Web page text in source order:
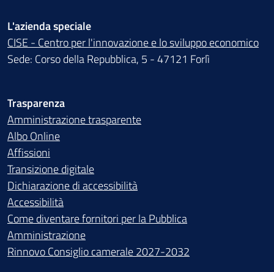
L'azienda speciale
CISE - Centro per l'innovazione e lo sviluppo economico
Sede: Corso della Repubblica, 5 - 47121 Forlì
Trasparenza
Amministrazione trasparente
Albo Online
Affissioni
Transizione digitale
Dichiarazione di accessibilità
Accessibilità
Come diventare fornitori per la Pubblica
Amministrazione
Rinnovo Consiglio camerale 2027-2032